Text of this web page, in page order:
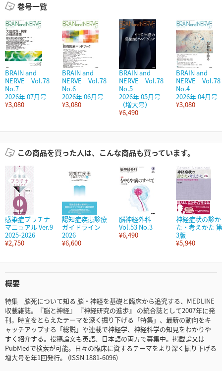
巻号一覧
BRAIN and
NERVE Vol.78
No.7
2026年 07月号
¥3,080
BRAIN and
NERVE Vol.78
No.6
2026年 06月号
¥3,080
BRAIN and
NERVE Vol.78
No.5
2026年 05月号
（増大号）
¥6,490
BRAIN and
NERVE Vol.78
No.4
2026年 04月号
¥3,080
この商品を買った人は、こんな商品も買っています。
感染症プラチナ
マニュアル Ver.9
2025-2026
¥2,750
認知症疾患診療
ガイドライン
2026
¥6,600
脳神経外科
Vol.53 No.3
¥6,490
神経症状の診か
た・考えかた 第
3版
¥5,940
概要
特集 脳死について知る 脳・神経を基礎と臨床から追究する、MEDLINE
収載雑誌。『脳と神経』 『神経研究の進歩』 の統合誌として2007年に発
刊。時宜をとらえたテーマを深く掘り下げる「特集」、最新の動向をキ
ャッチアップする「総説」や連載で神経学、神経科学の知見をわかりや
すく紹介する。投稿論文も英語、日本語の両方で募集中。掲載論文は
PubMedで検索が可能。日々の臨床に資するテーマをより深く掘り下げる
増大号を年1回発行。 (ISSN 1881-6096)